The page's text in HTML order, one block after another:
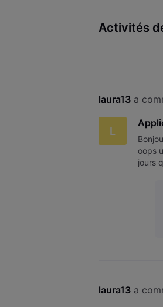
Activités
laura13 a
L
oops
jours
laura13 a